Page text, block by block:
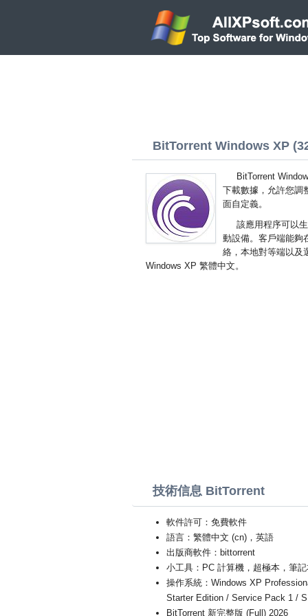
BitTorrent Windows XP
BitTorrent
下載數據，允許您調
面自定義。
該應用程序可以
動設備。客戶端能夠
絡，本地對等端以及
Windows XP 繁體中文。
技術信息 BitTorrent
軟件許可：免費軟件
語言：繁體中文 (cn)，英語
出版商軟件：bittorrent
小工具：PC 計算機，超極本，筆
操作系統：Windows XP
Starter Edition / Service Pack 1 /
BitTorrent 新完整版 (Full) 2026